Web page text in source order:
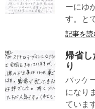
ーにゆ
す。と
記事を読
帰省し
り
パッケ
になり
ていま